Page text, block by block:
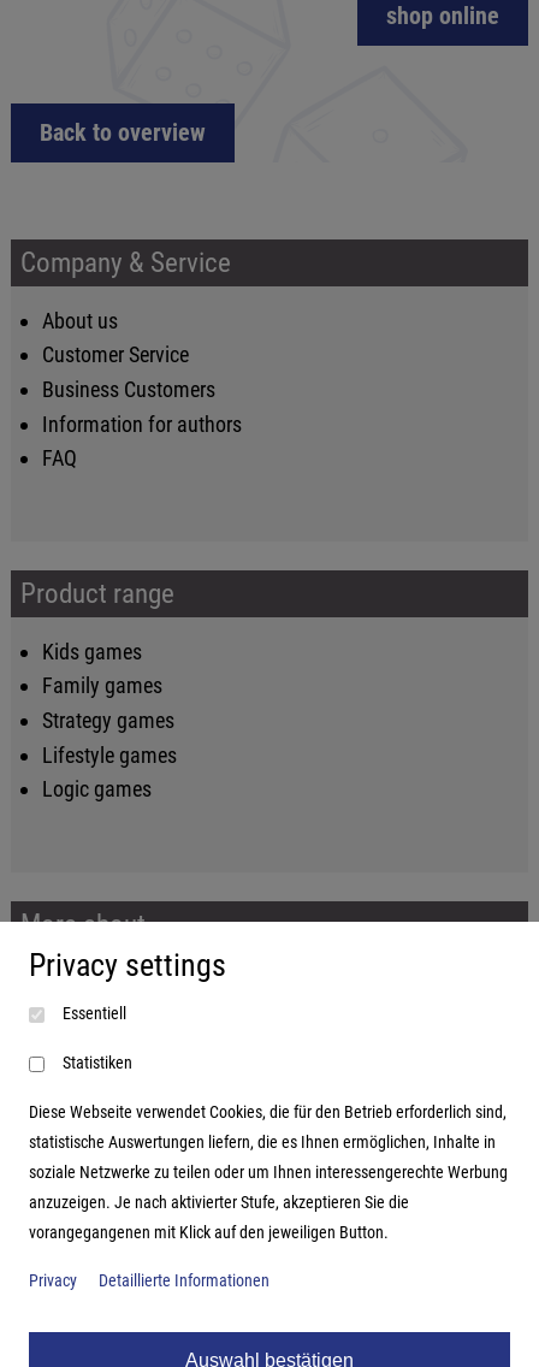
shop online
Back to overview
Company & Service
About us
Customer Service
Business Customers
Information for authors
FAQ
Product range
Kids games
Family games
Strategy games
Lifestyle games
Logic games
More about...
Imprint
Terms and conditions
Data protection
Address
Hutter Trade GmbH + Co KG
Bgm.-Landmann-Platz 1-5
Privacy settings
Essentiell
Statistiken
Diese Webseite verwendet Cookies, die für den Betrieb erforderlich sind,
statistische Auswertungen liefern, die es Ihnen ermöglichen, Inhalte in
soziale Netzwerke zu teilen oder um Ihnen interessengerechte Werbung
anzuzeigen. Je nach aktivierter Stufe, akzeptieren Sie die
vorangegangenen mit Klick auf den jeweiligen Button.
Privacy Detaillierte Informationen
Auswahl bestätigen